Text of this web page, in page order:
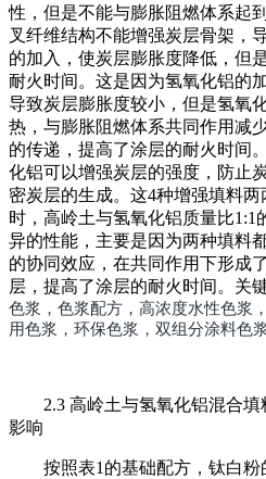
性，但是不能与膨胀阻燃体系起
叉纤维结构不能增强炭层骨架，
的加入，使炭层膨胀度降低，但
耐火时间。这是因为氢氧化铝的
导致炭层膨胀度较小，但是氢氧
热，与膨胀阻燃体系共同作用减
的传递，提高了涂层的耐火时间
化铝可以增强炭层的强度，防止
密炭层的生成。这4种增强填料
时，高岭土与氢氧化铝质量比1:1
异的性能，主要是因为两种填料
的协同效应，在共同作用下形成
层，提高了涂层的耐火时间。关
色浆，色浆配方，高浓度水性色浆
用色浆，环保色浆，双组分涂料色浆
2.3 高岭土与氢氧化铝混合
影响
按照表1的基础配方，钛白